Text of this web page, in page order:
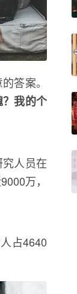
答案。
我的个
人员在
万，
占4640